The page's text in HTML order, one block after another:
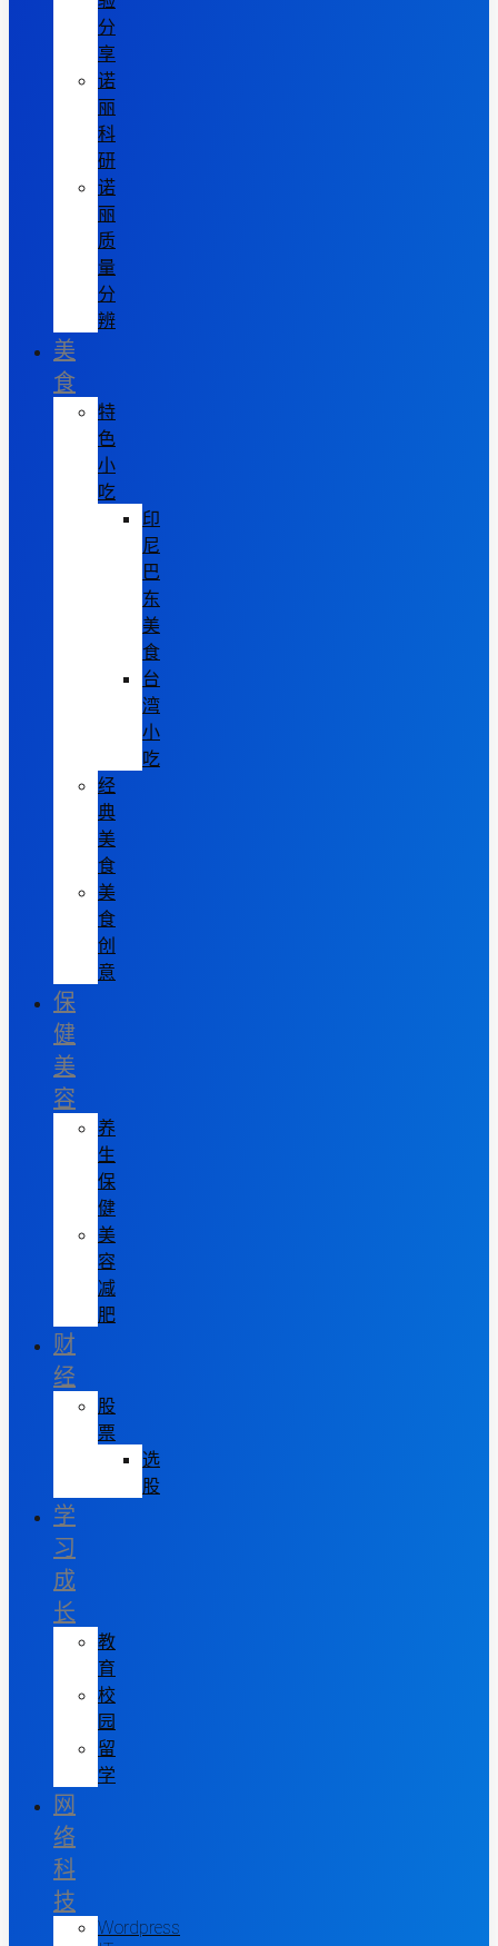
分
享
诺
丽
科
研
诺
丽
质
量
分
辨
美
食
特
色
小
吃
印
尼
巴
东
美
食
台
湾
小
吃
经
典
美
食
美
食
创
意
保
健
美
容
养
生
保
健
美
容
减
肥
财
经
股
票
选
股
学
习
成
长
教
育
校
园
留
学
网
络
科
技
Wordpress